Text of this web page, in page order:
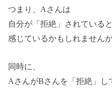
つまり、Aさんは
自分が「拒絶」されていると
感じているかもしれませんが
同時に、
AさんがBさんを「拒絶」し